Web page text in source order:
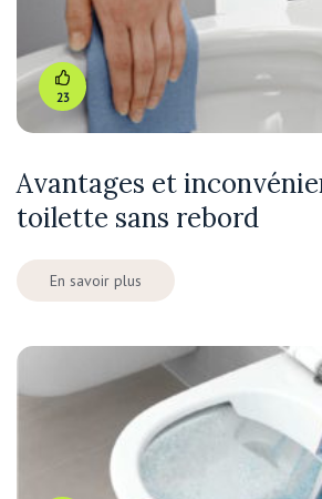
23
Avantages et
toilette sans rebord
En savoir plus